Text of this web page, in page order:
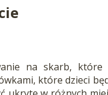
na skarb, które
które dzieci